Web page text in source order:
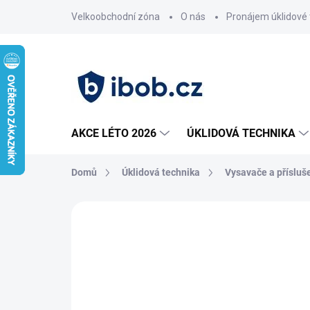
Velkoobchodní zóna O nás Pronájem
AKCE LÉTO 2026 ÚKLIDOVÁ TECHNIKA
Domů Úklidová technika Vysavače a